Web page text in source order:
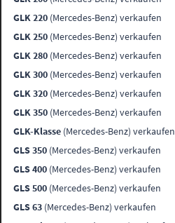
GLK 220 (Mercedes-Benz) verkaufen
GLK 250 (Mercedes-Benz) verkaufen
GLK 280 (Mercedes-Benz) verkaufen
GLK 300 (Mercedes-Benz) verkaufen
GLK 320 (Mercedes-Benz) verkaufen
GLK 350 (Mercedes-Benz) verkaufen
GLK-Klasse (Mercedes-Benz) verkaufen
GLS 350 (Mercedes-Benz) verkaufen
GLS 400 (Mercedes-Benz) verkaufen
GLS 500 (Mercedes-Benz) verkaufen
GLS 63 (Mercedes-Benz) verkaufen